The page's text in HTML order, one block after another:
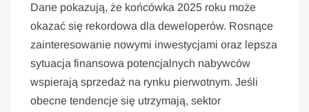
Dane pokazują, że końcówka 2025 roku może
okazać się rekordowa dla deweloperów. Rosnące
zainteresowanie nowymi inwestycjami oraz lepsza
sytuacja finansowa potencjalnych nabywców
wspierają sprzedaż na rynku pierwotnym. Jeśli
obecne tendencje się utrzymają, sektor